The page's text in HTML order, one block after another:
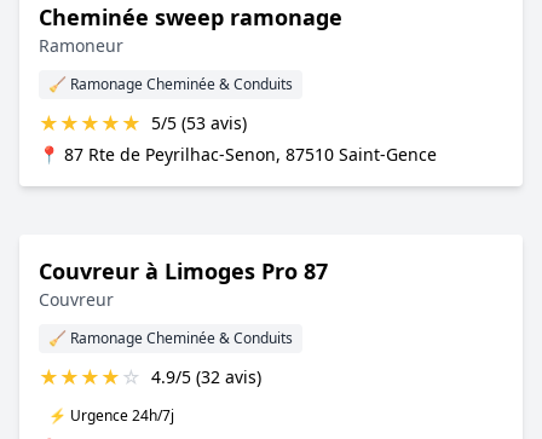
Cheminée sweep ramonage
Ramoneur
🧹 Ramonage Cheminée & Conduits
★★★★★ 5/5 (53 avis)
📍 87 Rte de Peyrilhac-Senon, 87510 Saint-Gence
Couvreur à Limoges Pro 87
Couvreur
🧹 Ramonage Cheminée & Conduits
★★★★☆ 4.9/5 (32 avis)
⚡ Urgence 24h/7j